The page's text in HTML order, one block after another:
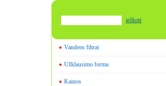
ieškoti
Vandens filtrai
Užklausimo forma
Kainos